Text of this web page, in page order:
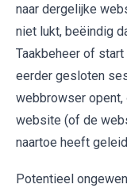
naar dergelijke
niet lukt, beëindig
Taakbeheer of
eerder gesloten
webbrowser opent,
website (of de
naartoe heeft
Potentieel